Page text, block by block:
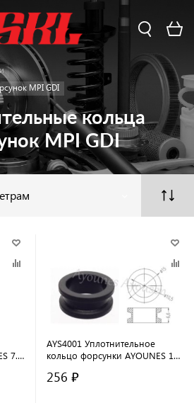
MPI GDI
кольца
MPI GDI
7.8
AYS4001 Уплотнительное
кольцо форсунки AYOUNES 15
YAMAHA, DODGE
256 ₽